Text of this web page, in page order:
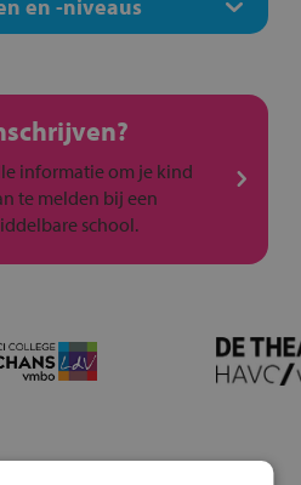
en -niveaus
informatie om je kind
te melden bij een
school.